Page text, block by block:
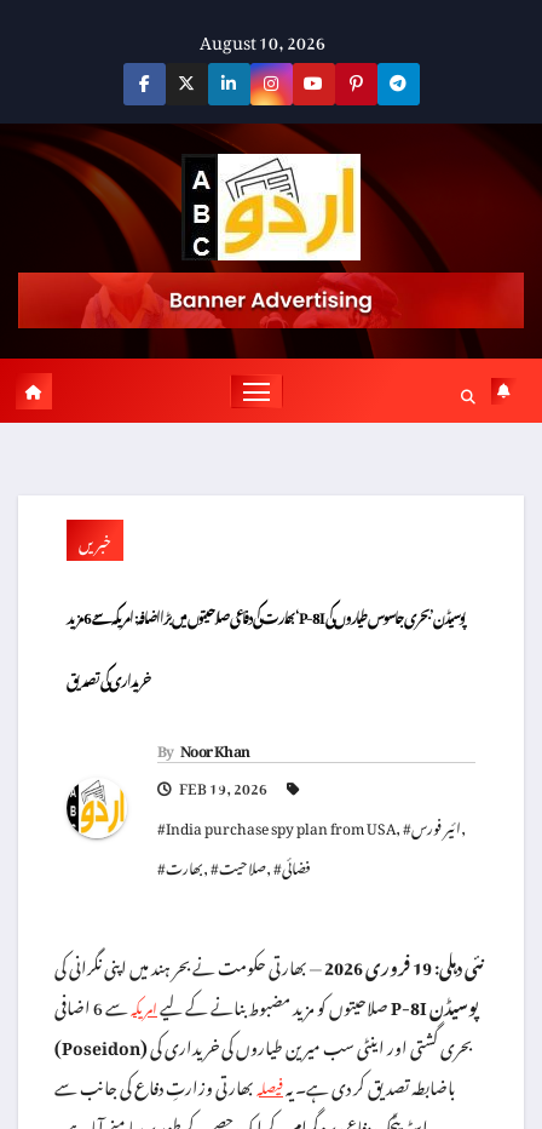
August 10, 2026
خبریں
بھارت کی دفاعی صلاحیتوں میں بڑا اضافہ: امریکہ سے 6 مزید ‘P-8I پوسیڈن’ بحری جاسوس طیاروں کی
خریداری کی تصدیق
ByNoor Khan
FEB 19, 2026
#India purchase spy plan from USA, #ائیر فورس,
#بھارت, #صلاحیت, #فضائی
نئی دہلی: 19 فروری 2026
— بھارتی حکومت نے بحر ہند میں اپنی نگرانی کی
صلاحیتوں کو مزید مضبوط بنانے کے لیےامریکہ
P-8I پوسیڈن
(Poseidon)
باضابطہ تصدیق کر دی ہے۔ یہفیصلہبھارتی وزارتِ دفاع کی جانب سے